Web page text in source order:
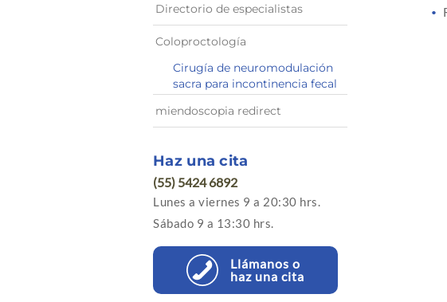
Directorio de especialistas
Coloproctología
Cirugía de neuromodulación
sacra para incontinencia fecal
miendoscopia redirect
Haz una cita
(55) 5424 6892
Lunes a viernes 9 a 20:30 hrs.
Sábado 9 a 13:30 hrs.
Llámanos o
haz una cita